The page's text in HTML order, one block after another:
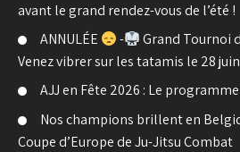
avant le grand rendez-vous de l’été !
ANNULÉE
-
Grand Tournoi
Venez vibrer sur les tatamis le 28
AJJ en Fête 2026 : Le
Nos champions brillent en
Coupe d’Europe de Ju-Jitsu Combat